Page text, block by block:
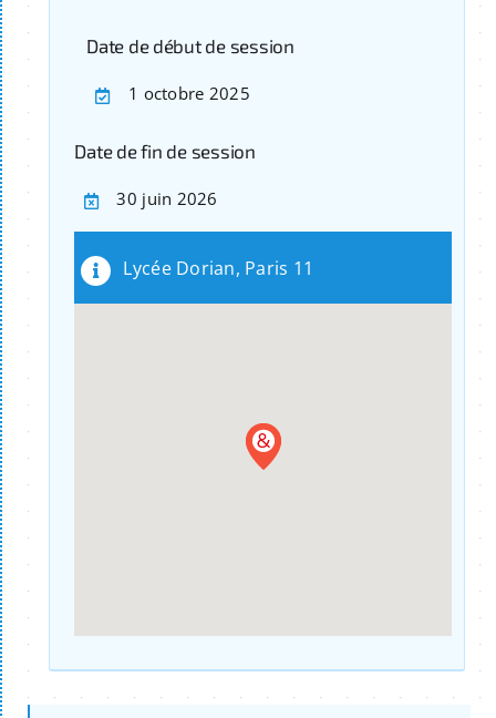
Date de début de session
1 octobre 2025
Date de fin de session
30 juin 2026
Lycée Dorian, Paris 11